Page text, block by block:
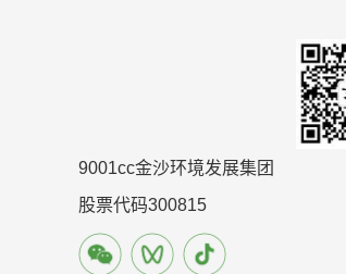
9001cc金沙环境发展集团
股票代码300815